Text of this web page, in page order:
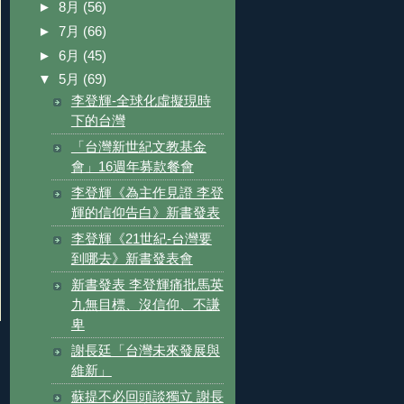
► 8月 (56)
► 7月 (66)
► 6月 (45)
▼ 5月 (69)
李登輝-全球化虛擬現時
下的台灣
「台灣新世紀文教基金
會」16週年募款餐會
李登輝《為主作見證 李登
輝的信仰告白》新書發表
李登輝《21世紀-台灣要
到哪去》新書發表會
新書發表 李登輝痛批馬英
九無目標、沒信仰、不謙
卑
謝長廷「台灣未來發展與
維新」
蘇提不必回頭談獨立 謝長